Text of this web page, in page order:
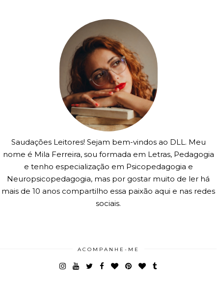
Saudações Leitores! Sejam bem-vindos ao DLL. Meu
nome é Mila Ferreira, sou formada em Letras, Pedagogia
e tenho especialização em Psicopedagogia e
Neuropsicopedagogia, mas por gostar muito de ler há
mais de 10 anos compartilho essa paixão aqui e nas redes
sociais.
ACOMPANHE-ME